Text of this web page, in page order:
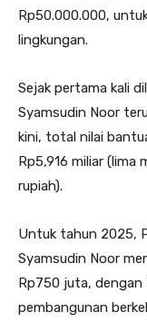
Rp50.000.000,
lingkungan.
Sejak pertama kali
Syamsudin Noor
kini, total nilai
Rp5,916 miliar (lima
rupiah).
Untuk tahun 2025,
Syamsudin Noor
Rp750 juta,
pembangunan